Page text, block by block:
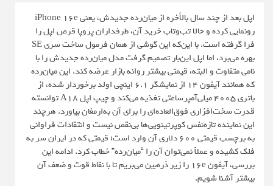
اپل بعد از چند سال بالأخره از میان‌رده جدیدش، یعنی iPhone 16e
رونمایی کرده و حالا تب‌وتاب خرید آن، طرفداران پروپا قرص اپل را
فرا گرفته است. با این‌که این گوشی از همان فرمول ساخت سری SE
بهره می‌برد، اما اپل این‌بار تصمیم گرفت مدل میان‌رده جدیدش را با
نامی متفاوت و البته، قیمتی بیشتر روانه بازار عرضه کند. این میان‌رده
که همانند آیفون ۱۴ از نمایشگر ۶.۱ اینچی اولد برخوردار شده، از
باتری ۴۰۰۵ میلی‌آمپرساعتی تغذیه می‌کند و چیپ اپل A18 توانسته
قدرت سخت‌افزاری فوق‌العاده‌ای را برای آن به‌ارمغان بیاورد. هرچند
این نماینده تازه‌نفس کوپرتینویی‌ها بی‌‌نقص نیست و انتقادات فراوانی
به برچسب قیمتی ۶۰۰ دلاری آن وارد است؛ قیمتی که در ایران سر به
فلک کشیده و عملاً نمی‌توان آن را “میان‌رده‌” خطاب کرد. ادامه این
بررسی، آیفون 16e را زیر ذره‌بین می‌بریم تا با نقاط قوت و ضعف آن
بیشتر آشنا شویم.